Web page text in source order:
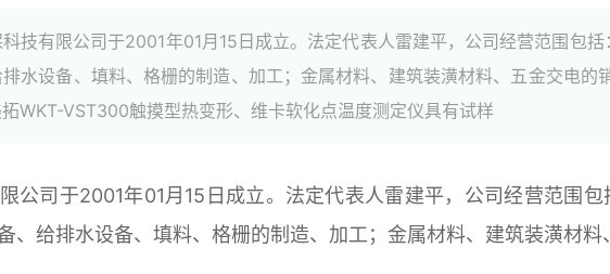
技有限公司于2001年01月15日成立。法定代表人雷建平，公司经营范围包
水设备、填料、格栅的制造、加工；金属材料、建筑装潢材料、五金交电
WKT-VST300触摸型热变形、维卡软化点温度测定仪具有试样
公司于2001年01月15日成立。法定代表人雷建平，公司经营范围
、给排水设备、填料、格栅的制造、加工；金属材料、建筑装潢材料